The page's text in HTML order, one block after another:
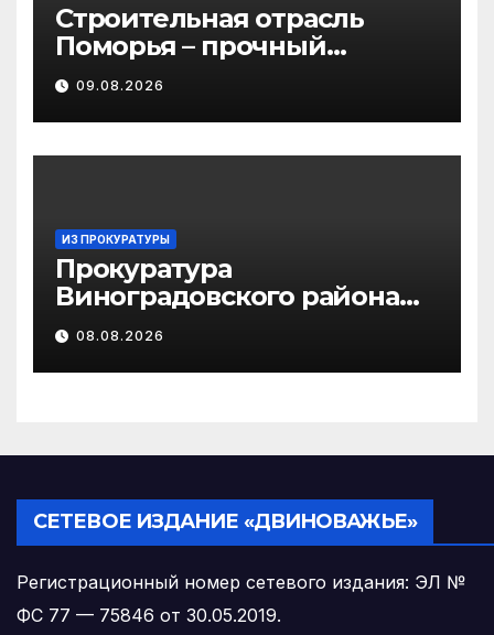
Строительная отрасль
Поморья – прочный
фундамент развития
региона
09.08.2026
ИЗ ПРОКУРАТУРЫ
Прокуратура
Виноградовского района
информирует об
изменениях
законодательства об
08.08.2026
СЕТЕВОЕ ИЗДАНИЕ «ДВИНОВАЖЬЕ»
Регистрационный номер сетевого издания: ЭЛ №
ФС 77 — 75846 от 30.05.2019.